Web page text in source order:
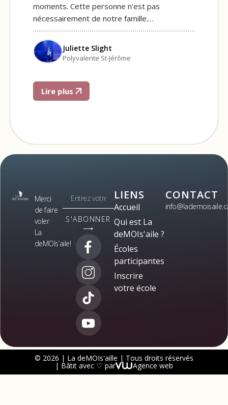
moments. Cette personne n’est pas
nécessairement de notre famille.…
Juliette Slight
Polyvalente St-Jérôme
Lire plus
Merci
de faire
voler
La
deMOIs’aile!
S'ABONNER
⟶
LIENS
Accueil
Qui est La
deMOIs'aile ?
Écoles
participantes
Inscrire
votre école
CONTACT
© 2026 | La deMOIs'aille | Tous droits réservés
| Bâtit avec ♡ par Agence web